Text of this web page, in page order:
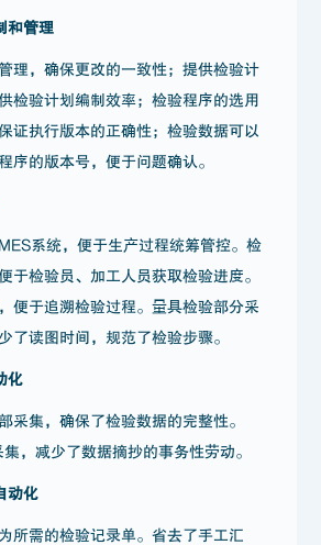
和管理
理，确保更改的一致性；提供检验计
检验计划编制效率；检验程序的选用
证执行版本的正确性；检验数据可以
序的版本号，便于问题确认。
系统，便于生产过程统筹管控。检
于检验员、加工人员获取检验进度。
便于追溯检验过程。量具检验部分采
了读图时间，规范了检验步骤。
化
采集，确保了检验数据的完整性。
，减少了数据摘抄的事务性劳动。
动化
所需的检验记录单。省去了手工汇